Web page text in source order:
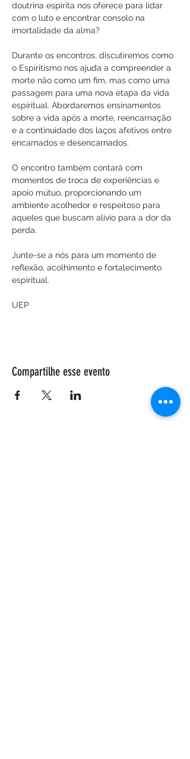
doutrina espírita nos oferece para lidar
com o luto e encontrar consolo na
imortalidade da alma?
Durante os encontros, discutiremos como
o Espiritismo nos ajuda a compreender a
morte não como um fim, mas como uma
passagem para uma nova etapa da vida
espiritual. Abordaremos ensinamentos
sobre a vida após a morte, reencarnação
e a continuidade dos laços afetivos entre
encarnados e desencarnados.
O encontro também contará com
momentos de troca de experiências e
apoio mútuo, proporcionando um
ambiente acolhedor e respeitoso para
aqueles que buscam alívio para a dor da
perda.
Junte-se a nós para um momento de
reflexão, acolhimento e fortalecimento
espiritual.
UEP
Compartilhe esse evento